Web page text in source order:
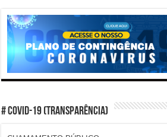
# COVID-19 (TRANSPARÊNCIA)